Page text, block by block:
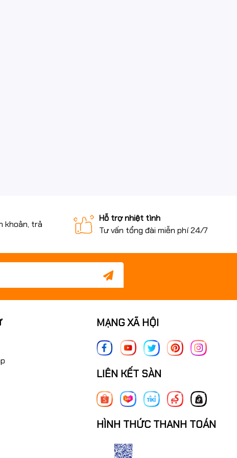
khoản, trả
Hỗ trợ nhiệt tình
Tư vấn tổng đài miễn phí 24/7
MẠNG XÃ HỘI
LIÊN KẾT SÀN
HÌNH THỨC THANH TOÁN